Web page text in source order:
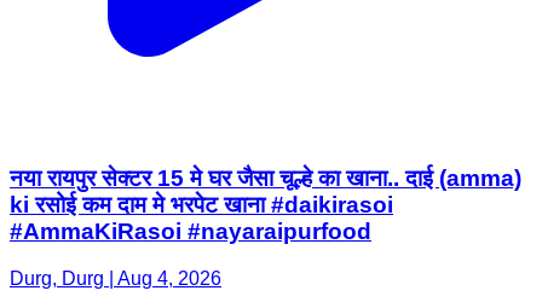
नया रायपुर सेक्टर 15 मे घर जैसा चूल्हे का खाना.. दाई (amma)
ki रसोई कम दाम मे भरपेट खाना #daikirasoi
#AmmaKiRasoi #nayaraipurfood
Durg, Durg | Aug 4, 2026